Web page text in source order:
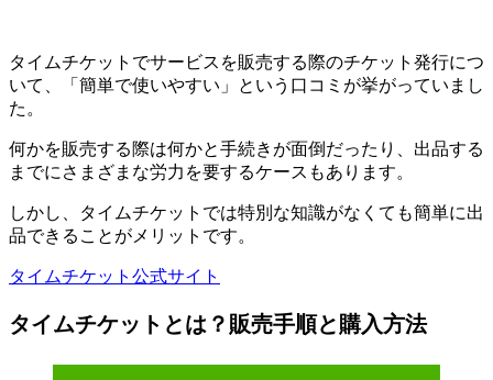
タイムチケットでサービスを販売する際のチケット発行につ
いて、「簡単で使いやすい」という口コミが挙がっていまし
た 。
何かを販売する際は何かと手続きが面倒だったり、出品する
までにさまざまな労力を要するケースもあります。
しかし、タイムチケットでは特別な知識がなくても簡単に出
品できることがメリットです。
タイムチケット公式サイト
タイムチケットとは？販売手順と購入方法